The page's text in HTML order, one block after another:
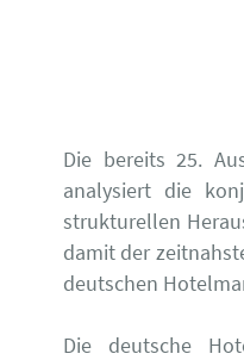
Die bereits 25.
analysiert die
strukturellen
damit der
deutschen
Die deutsche